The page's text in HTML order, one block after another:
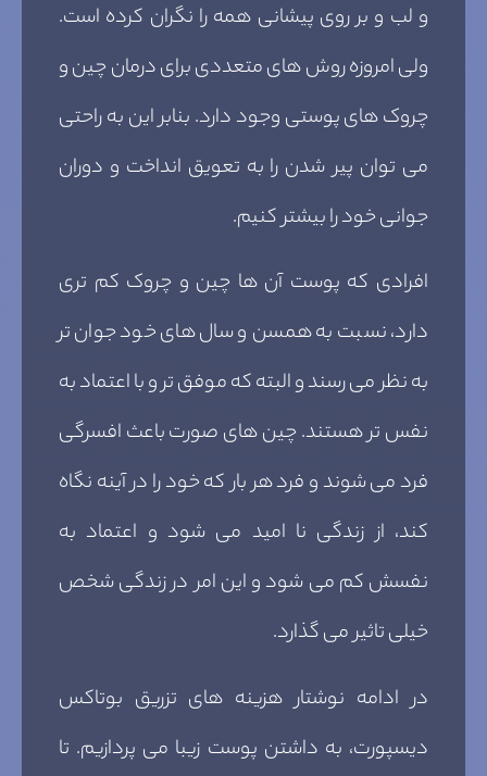
و لب و بر روی پیشانی همه را نگران کرده است.
ولی امروزه روش های متعددی برای درمان چین و
چروک های پوستی وجود دارد. بنابر این به راحتی
می توان پیر شدن را به تعویق انداخت و دوران
جوانی خود را بیشتر کنیم.
افرادی که پوست آن ها چین و چروک کم تری
دارد، نسبت به همسن و سال های خود جوان تر
به نظر می رسند و البته که موفق تر و با اعتماد به
نفس تر هستند. چین های صورت باعث افسرگی
فرد می شوند و فرد هر بار که خود را در آینه نگاه
کند، از زندگی نا امید می شود و اعتماد به
نفسش کم می شود و این امر در زندگی شخص
خیلی تاثیر می گذارد.
در ادامه نوشتار هزینه های تزریق بوتاکس
دیسپورت، به داشتن پوست زیبا می پردازیم. تا